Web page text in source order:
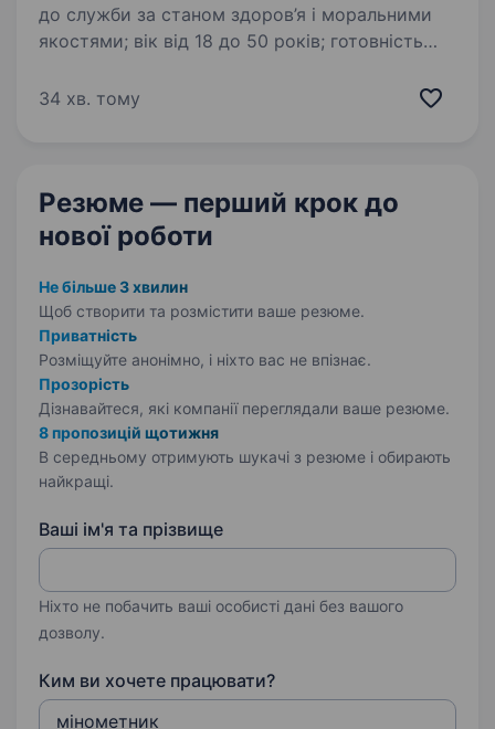
до служби за станом здоров’я і моральними
якостями; вік від 18 до 50 років; готовність
бажання вивчати нові зразки озброєння
34 хв. тому
Резюме — перший крок до
нової роботи
Не більше 3 хвилин
Щоб створити та розмістити ваше резюме.
Приватність
Розміщуйте анонімно, і ніхто вас не впізнає.
Прозорість
Дізнавайтеся, які компанії переглядали ваше резюме.
8 пропозицій щотижня
В середньому отримують шукачі з резюме і обирають
найкращі.
Ваші ім'я та прізвище
Ніхто не побачить ваші особисті дані без вашого
дозволу.
Ким ви хочете працювати?